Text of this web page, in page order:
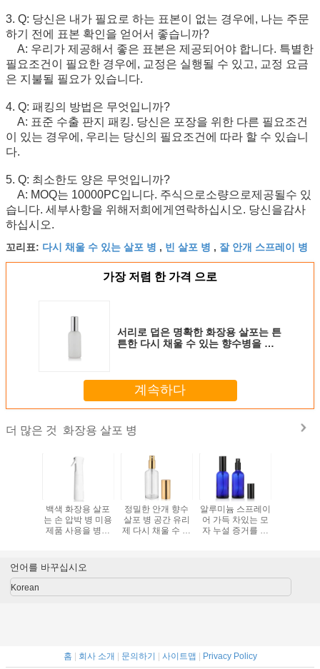
3. Q: 당신은 내가 필요로 하는 표본이 없는 경우에, 나는 주문
하기 전에 표본 확인을 얻어서 좋습니까?
A: 우리가 제공해서 좋은 표본은 제공되어야 합니다. 특별한
필요조건이 필요한 경우에, 교정은 실행될 수 있고, 교정 요금
은 지불될 필요가 있습니다.
4. Q: 패킹의 방법은 무엇입니까?
A: 표준 수출 판지 패킹. 당신은 포장을 위한 다른 필요조건
이 있는 경우에, 우리는 당신의 필요조건에 따라 할 수 있습니
다.
5. Q: 최소한도 양은 무엇입니까?
A: MOQ는 10000PC입니다. 주식으로소량으로제공될수 있
습니다. 세부사항을 위해저희에게연락하십시오. 당신을감사
하십시오.
꼬리표: 다시 채울 수 있는 살포 병 , 빈 살포 병 , 잘 안개 스프레이 병
가장 저렴 한 가격 으로
서리로 덥은 명확한 화장용 살포는 튼
튼한 다시 채울 수 있는 향수병을 병
계속하다
더 많은 것 화장용 살포 병
백색 화장용 살포
는 손 압박 병 미용
제품 사용을 병에
정밀한 안개 향수
살포 병 공간 유리
제 다시 채울 수 있
알루미늄 스프레이
어 가득 차있는 모
자 누설 증거를 가
언어를 바꾸십시오
Korean
홈 | 회사 소개 | 문의하기 | 사이트맵 | Privacy Policy